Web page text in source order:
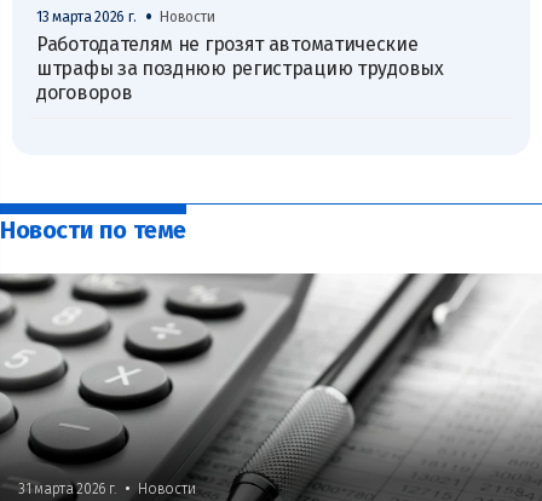
13 марта 2026 г. • Новости
Работодателям не грозят автоматические
штрафы за позднюю регистрацию трудовых
договоров
Новости по теме
31 марта 2026 г. • Новости